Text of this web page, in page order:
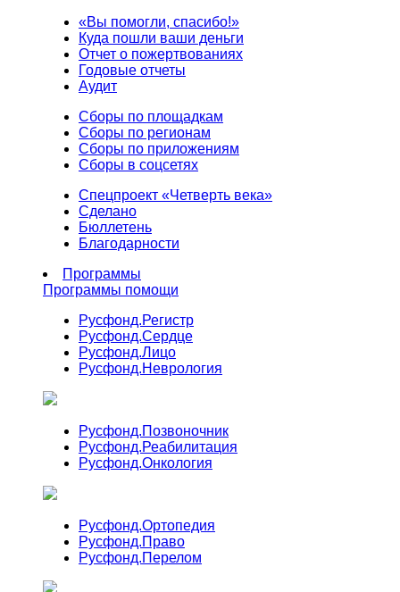
«Вы помогли, спасибо!»
Куда пошли ваши деньги
Отчет о пожертвованиях
Годовые отчеты
Аудит
Сборы по площадкам
Сборы по регионам
Сборы по приложениям
Сборы в соцсетях
Спецпроект «Четверть века»
Сделано
Бюллетень
Благодарности
Программы
Программы помощи
Русфонд.Регистр
Русфонд.Сердце
Русфонд.Лицо
Русфонд.Неврология
Русфонд.Позвоночник
Русфонд.Реабилитация
Русфонд.Онкология
Русфонд.Ортопедия
Русфонд.Право
Русфонд.Перелом